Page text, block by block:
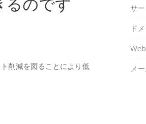
削減を図ることにより低
サ
ド
メ